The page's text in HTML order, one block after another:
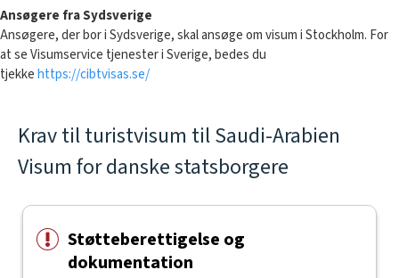
Ansøgere fra Sydsverige
Ansøgere, der bor i Sydsverige, skal ansøge om visum i Stockholm. For
at se Visumservice tjenester i Sverige, bedes du
tjekkehttps://cibtvisas.se/
Krav til turistvisum til Saudi-Arabien
Visum for danske statsborgere
Støtteberettigelse og
dokumentation